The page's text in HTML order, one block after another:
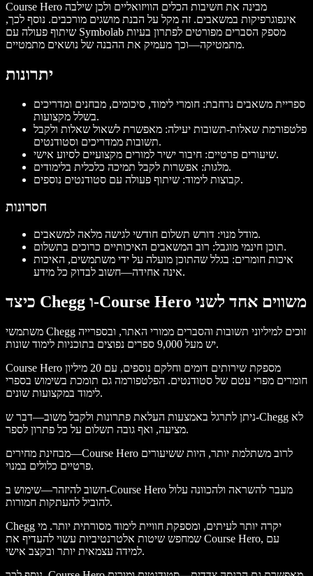
Course Hero מבינה את חשיבות הכלים הוויזואליים ולכן שילבה
אינפוגרפיקות במשאבים. זה מקל על הבנת מושגים מורכבים. נוסף לכך,
שיתוף פעולה עם Symbolab מספק הסברים מפורטים לפתרון בעיות
מתמטיקה—וכך מעמיק את ההבנה של נושאים מתמטיים.
יתרונות
ספריית משאבים נרחבת: חומרי לימוד, סיכומים, מבחנים ומדריכים
בשלל מקצועות.
פלטפורמת שאלות-תשובות יעילה: מאפשרת לשאול שאלות ולקבל
תשובות ממדריכים וסטודנטים.
שיעורים פרטיים: חיבור ישיר למורים מקצועיים לסיוע אישי.
מלגות: אפשרות לקבל תמיכה כלכלית בלימודים.
קבוצות לימוד: שיתוף פעולה עם סטודנטים נוספים.
חסרונות
מודל מנוי: דורש תשלום חודשי לגישה מלאה למשאבים.
תוכן חינמי מוגבל: רוב המשאבים האיכותיים כרוכים בתשלום.
איכות חומרים: בגלל שהתוכן מועלה על ידי משתמשים, האיכות
אינה אחידה—חשוב לבדוק כל מידע.
כיצד Chegg ו-Course Hero משווים אחד לשני
משתמשי Chegg זוכים למיליוני תשובות והסברים ממורי האתר, ובספרייה
יש מעל 9,000 ספרים נפוצים בתוכניות לימוד שונות.
Course Hero מספקת שירותים דומים וחלקם נוספים, עם 20 מיליון
חומרים מפרי עטם של סטודנטים. הפלטפורמה גם תומכת בשימוש בספרי
לימוד במקצועות שונים.
ניתן לתרגל באמצעות העלאת פתרונות ולקבל משוב—דבר ש-Chegg לא
מציעה, ואף גובה תשלום על כל פתרון לספר.
מבחינת מחירים—Course Hero לרוב משתלמת יותר, היות ששיעורים
פרטיים כלולים במנוי.
חשוב להיזהר—שימוש ב-Course Hero מעבר להשראה ולהכוונה עלול
להוביל להעתקות חמורות.
Chegg יקרה יותר לעיתים, ומספקת חוויית לימוד מסורתית יותר. מי
שמחפש שיטות אלטרנטיביות עשוי להעדיף את Course Hero, עם
למידה עצמאית יותר ובקצב אישי.